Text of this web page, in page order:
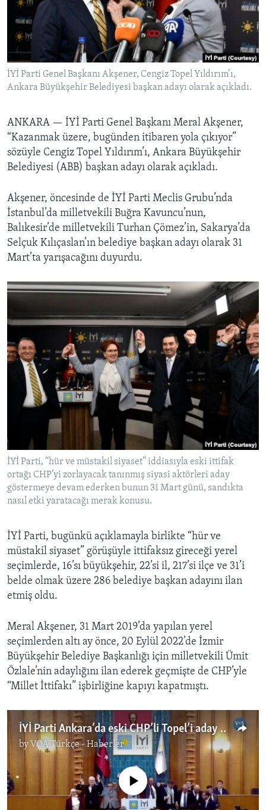
HAYATTAN
SANAT
BIZI TAKIP EDIN
Diller
İYİ Parti Genel Başkanı Akşener, Cengiz Topel Yıldırım’ı,
Ankara Büyükşehir Belediyesi başkan adayı olarak açıkladı.
ANKARA — İYİ Parti Genel Başkanı Meral Akşener,
“Kazanmak üzere, bugünden itibaren yola çıkıyor”
sözüyle Cengiz Topel Yıldırım’ı, Ankara Büyükşehir
Belediyesi (ABB) başkan adayı olarak açıkladı.
Akşener, öncesinde de İYİ Parti Meclis Grubu’nda
İstanbul’da milletvekili Buğra Kavuncu’nun,
Balıkesir’de milletvekili Turhan Çömez’in, Sakarya’da
Selçuk Kılıçaslan’ın belediye başkan adayı olarak 31
Mart’ta yarışacağını duyurdu.
İYİ Parti, “hür ve müstakil siyaset” iddiasıyla eski ittifak
ortağı CHP’yi zorlayacak tanınmış siyasi aktörleri aday
göstermeye devam ederken bunun 31 Mart günü, sandıkta
nasıl etki yaratacağı merak konusu.
İYİ Parti, bugünkü açıklamayla birlikte “hür ve
müstakil siyaset” görüşüyle ittifaksız gireceği yerel
seçimlerde, 16’sı büyükşehir, 22’si il, 217’si ilçe ve 31’i
belde olmak üzere 286 belediye başkan adayını ilan
etmiş oldu.
Meral Akşener, 31 Mart 2019’da yapılan yerel
seçimlerden altı ay önce, 20 Eylül 2022’de İzmir
Büyükşehir Belediye Başkanlığı için milletvekili Ümit
Özlale’nin adaylığını ilan ederek geçmişte de CHP’yle
“Millet İttifakı” işbirliğine kapıyı kapatmıştı.
İYİ Parti Ankara’da eski CHP’li Topel’i aday gösterdi
by VOA Türkçe - Haberler
No media source currently available